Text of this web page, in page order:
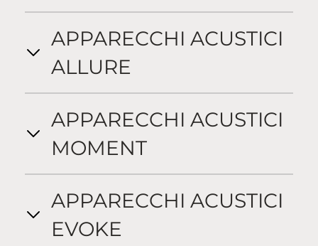
APPARECCHI ACUSTICI
ALLURE
APPARECCHI ACUSTICI
MOMENT
APPARECCHI ACUSTICI
EVOKE